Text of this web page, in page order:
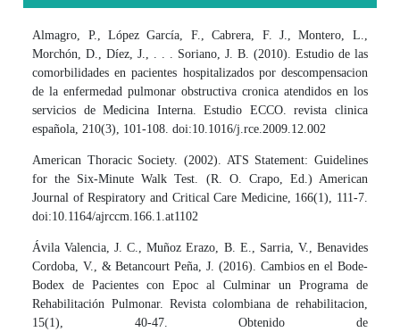
Almagro, P., López García, F., Cabrera, F. J., Montero, L.,
Morchón, D., Díez, J., . . . Soriano, J. B. (2010). Estudio de las
comorbilidades en pacientes hospitalizados por descompensacion
de la enfermedad pulmonar obstructiva cronica atendidos en los
servicios de Medicina Interna. Estudio ECCO. revista clinica
española, 210(3), 101-108. doi:10.1016/j.rce.2009.12.002
American Thoracic Society. (2002). ATS Statement: Guidelines
for the Six-Minute Walk Test. (R. O. Crapo, Ed.) American
Journal of Respiratory and Critical Care Medicine, 166(1), 111-7.
doi:10.1164/ajrccm.166.1.at1102
Ávila Valencia, J. C., Muñoz Erazo, B. E., Sarria, V., Benavides
Cordoba, V., & Betancourt Peña, J. (2016). Cambios en el Bode-
Bodex de Pacientes con Epoc al Culminar un Programa de
Rehabilitación Pulmonar. Revista colombiana de rehabilitacion,
15(1), 40-47. Obtenido de